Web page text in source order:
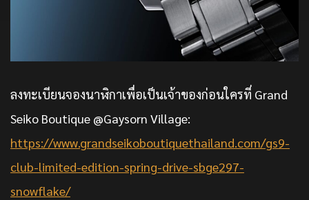
ลงทะเบียนจองนาฬิกาเพื่อเป็นเจ้าของก่อนใครที่ Grand
Seiko Boutique @Gaysorn Village:
https://www.grandseikoboutiquethailand.com/gs9-
club-limited-edition-spring-drive-sbge297-
snowflake/